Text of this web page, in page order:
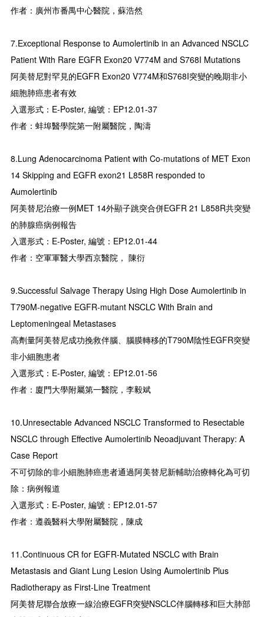
作者：廣州市番禺中心醫院，蘇浩然
7.Exceptional Response to Aumolertinib in an Advanced NSCLC
Patient With Rare EGFR Exon20 V774M and S768I Mutations
阿美替尼對罕見的EGFR Exon20 V774M和S768I突變的晚期非小
細胞肺癌患者有效
入選形式：E-Poster, 編號：EP12.01-37
作者：蚌埠醫學院第一附屬醫院，陶濤
8.Lung Adenocarcinoma Patient with Co-mutations of MET Exon
14 Skipping and EGFR exon21 L858R responded to
Aumolertinib
阿美替尼治療一例MET 14外顯子跳突合併EGFR 21 L858R共突變
的肺腺癌病例報告
入選形式：E-Poster, 編號：EP12.01-44
作者：空軍軍醫大學西京醫院， 陳衍
9.Successful Salvage Therapy Using High Dose Aumolertinib in
T790M-negative EGFR-mutant NSCLC With Brain and
Leptomeningeal Metastases
高劑量阿美替尼成功挽救伴腦、腦膜轉移的T790M陰性EGFR突變
非小細胞患者
入選形式：E-Poster, 編號：EP12.01-56
作者：廈門大學附屬第一醫院，李毅斌
10.Unresectable Advanced NSCLC Transformed to Resectable
NSCLC through Effective Aumolertinib Neoadjuvant Therapy: A
Case Report
不可切除的非小細胞肺癌患者通過阿美替尼新輔助治療轉化為可切
除：病例報道
入選形式：E-Poster, 編號：EP12.01-57
作者：遵義醫科大學附屬醫院，陳成
11.Continuous CR for EGFR-Mutated NSCLC with Brain
Metastasis and Giant Lung Lesion Using Aumolertinib Plus
Radiotherapy as First-Line Treatment
阿美替尼聯合放療一線治療EGFR突變NSCLC伴腦轉移和巨大肺部